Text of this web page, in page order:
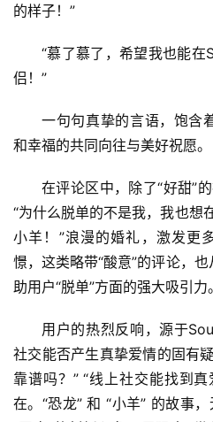
的样子！”
“慕了慕了，希望我也能
侣！”
一句句真挚的言语，饱含
和幸福的共同向往与美好祝愿。
在评论区中，除了“好甜”
“为什么脱单的不是我，我也
小羊！”浪漫的婚礼，激发更
憬，这类略带“酸意”的评论，
助用户“脱单”方面的强大吸引力。
用户的热烈反响，源于
社交能否产生真挚爱情的固有
靠谱吗？” “线上社交能找到
在。“恐龙” 和 “小羊” 的故事